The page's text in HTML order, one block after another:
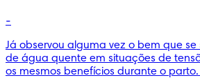
-
Já observou alguma vez o bem que
de água quente em situações de
os mesmos benefícios durante o parto.